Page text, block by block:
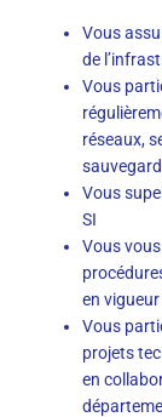
Vous
de
Vous
réseaux,
Vous
SI
Vous
en vigueur
Vous
projets
en